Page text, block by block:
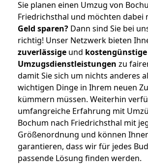
Sie planen einen Umzug von
Friedrichsthal und möchten dabei
Geld sparen? Dann sind Sie bei
richtig! Unser Netzwerk bieten
zuverlässige und kostengünstige
Umzugsdienstleistungen zu
damit Sie sich um nichts anderes
wichtigen Dinge in Ihrem neuen
kümmern müssen. Weiterhin
umfangreiche Erfahrung mit
Bochum nach Friedrichsthal mit
Größenordnung und können
garantieren, dass wir für jedes
passende Lösung finden werden.